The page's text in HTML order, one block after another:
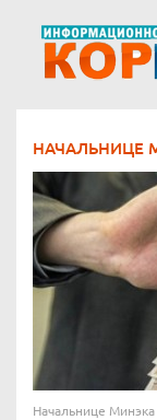
НАЧАЛЬНИЦЕ
Начальнице